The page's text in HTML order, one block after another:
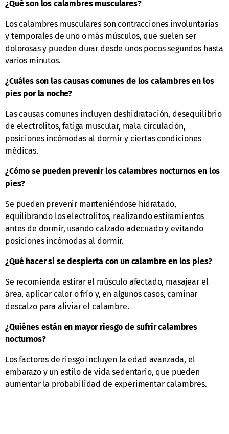
¿Qué son los calambres musculares?
Los calambres musculares son contracciones involuntarias
y temporales de uno o más músculos, que suelen ser
dolorosas y pueden durar desde unos pocos segundos hasta
varios minutos.
¿Cuáles son las causas comunes de los calambres en los
pies por la noche?
Las causas comunes incluyen deshidratación, desequilibrio
de electrolitos, fatiga muscular, mala circulación,
posiciones incómodas al dormir y ciertas condiciones
médicas.
¿Cómo se pueden prevenir los calambres nocturnos en los
pies?
Se pueden prevenir manteniéndose hidratado,
equilibrando los electrolitos, realizando estiramientos
antes de dormir, usando calzado adecuado y evitando
posiciones incómodas al dormir.
¿Qué hacer si se despierta con un calambre en los pies?
Se recomienda estirar el músculo afectado, masajear el
área, aplicar calor o frío y, en algunos casos, caminar
descalzo para aliviar el calambre.
¿Quiénes están en mayor riesgo de sufrir calambres
nocturnos?
Los factores de riesgo incluyen la edad avanzada, el
embarazo y un estilo de vida sedentario, que pueden
aumentar la probabilidad de experimentar calambres.